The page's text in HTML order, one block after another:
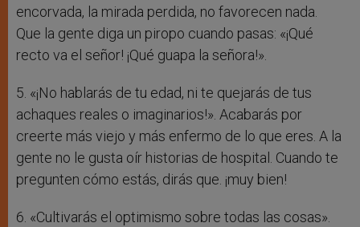
encorvada, la mirada perdida, no favorecen nada.
Que la gente diga un piropo cuando pasas: «¡Qué
recto va el señor! ¡Qué guapa la señora!».
5. «¡No hablarás de tu edad, ni te quejarás de tus
achaques reales o imaginarios!». Acabarás por
creerte más viejo y más enfermo de lo que eres. A la
gente no le gusta oír historias de hospital. Cuando te
pregunten cómo estás, dirás que. ¡muy bien!
6. «Cultivarás el optimismo sobre todas las cosas».